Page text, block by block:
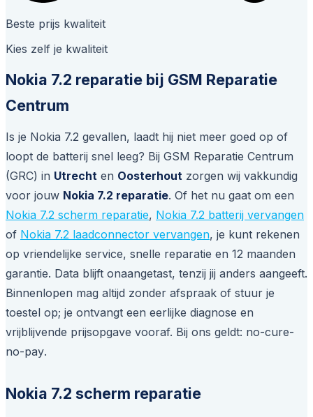
Beste prijs kwaliteit
Kies zelf je kwaliteit
Nokia 7.2 reparatie bij GSM Reparatie
Centrum
Is je Nokia 7.2 gevallen, laadt hij niet meer goed op of
loopt de batterij snel leeg? Bij GSM Reparatie Centrum
(GRC) in Utrecht en Oosterhout zorgen wij vakkundig
voor jouw Nokia 7.2 reparatie. Of het nu gaat om een
Nokia 7.2 scherm reparatie, Nokia 7.2 batterij vervangen
of Nokia 7.2 laadconnector vervangen, je kunt rekenen
op vriendelijke service, snelle reparatie en 12 maanden
garantie. Data blijft onaangetast, tenzij jij anders aangeeft.
Binnenlopen mag altijd zonder afspraak of stuur je
toestel op; je ontvangt een eerlijke diagnose en
vrijblijvende prijsopgave vooraf. Bij ons geldt: no-cure-
no-pay.
Nokia 7.2 scherm reparatie